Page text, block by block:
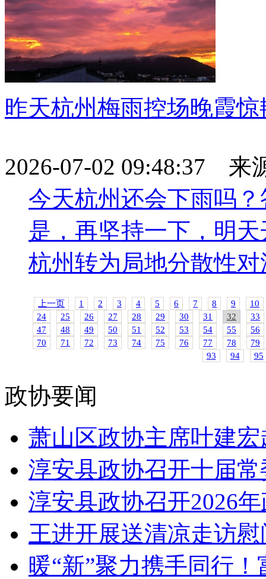
昨天杭州梅雨控场晚霞
2026-07-02 09:48:37 来
今天杭州还会下雨吗
是，再坚持一下，明
杭州转为局地分散性
上一页 1 2 3 4 5 6 7 8 9
10
24
25 26 27 28 29 30 31 32
33
47
48 49 50 51 52 53 54 55
56
70
71 72 73 74 75 76 77 78
79
93
94 95
政协要闻
萧山区政协主席叶建
淳安县政协召开十届
淳安县政协召开2026
王进开展送清凉走访慰
暖“新”聚力携手同行